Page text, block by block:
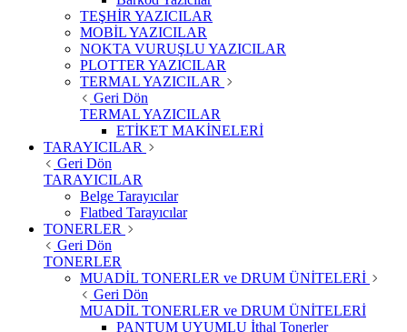
TEŞHİR YAZICILAR
MOBİL YAZICILAR
NOKTA VURUŞLU YAZICILAR
PLOTTER YAZICILAR
TERMAL YAZICILAR
Geri Dön
TERMAL YAZICILAR
ETİKET MAKİNELERİ
TARAYICILAR
Geri Dön
TARAYICILAR
Belge Tarayıcılar
Flatbed Tarayıcılar
TONERLER
Geri Dön
TONERLER
MUADİL TONERLER ve DRUM ÜNİTELERİ
Geri Dön
MUADİL TONERLER ve DRUM ÜNİTELERİ
PANTUM UYUMLU İthal Tonerler